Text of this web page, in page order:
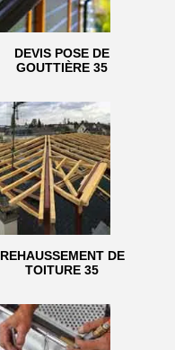
DEVIS POSE DE
GOUTTIÈRE 35
REHAUSSEMENT DE
TOITURE 35